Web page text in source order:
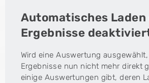
Automatisches Laden
Ergebnisse
Wird eine Auswertung
Ergebnisse nun nicht mehr direkt
einige Auswertungen gibt, deren